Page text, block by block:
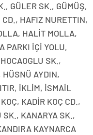
GÜLER SK., GÜMÜŞ,
CD., HAFIZ NURETTIN,
HALİT MOLLA,
PARKI İÇİ YOLU,
SK.,
HÜSNÜ AYDIN,
İKLİM, İSMAİL
KADİR KOÇ CD.,
SK., KANARYA SK.,
KAYNARCA